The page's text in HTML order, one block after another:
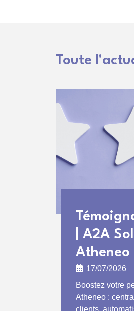
Toute
| A2A
Atheneo
17/07/2026
Boostez votre
Atheneo :
clients,